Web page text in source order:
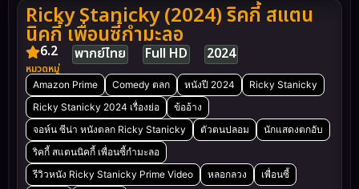
Ricky Stanicky (2024) ริคกี้ สแตน
นิคกี้ เพื่อนซี้กำมะลอ
6.2 พากย์ไทย Full HD 2024
หมวดหมู่
Amazon Prime Comedy ตลก หนังปี 2024
Ricky Stanicky
Ricky Stanicky 2024 เรื่องย่อ
ข้ออ้าง
จอห์น ซีน่า หนังตลก Ricky Stanicky
ตัวตนปลอม
นักแสดงตกอับ
ริคกี้ สแตนนิคกี้ เพื่อนซี้กำมะลอ
รีวิวหนัง Ricky Stanicky Prime Video
หลอกลวง
เพื่อนซี้